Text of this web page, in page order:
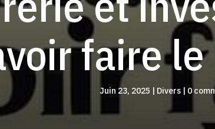
faire
Juin 23, 2025 | Divers| 0